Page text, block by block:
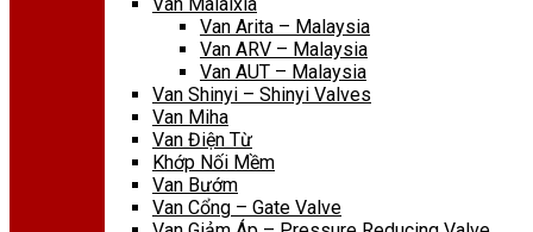
Van Arita – Malaysia
Van ARV – Malaysia
Van AUT – Malaysia
Van Shinyi – Shinyi Valves
Van Miha
Van Điện Từ
Khớp Nối Mềm
Van Bướm
Van Cổng – Gate Valve